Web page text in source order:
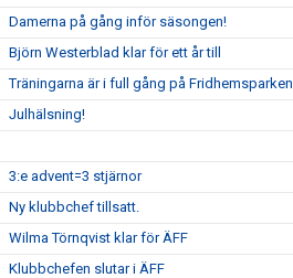
Damerna på gång inför säsongen!
Björn Westerblad klar för ett år till
Träningarna är i full gång på Fridhemsparken
Julhälsning!
3:e advent=3 stjärnor
Ny klubbchef tillsatt.
Wilma Törnqvist klar för ÄFF
Klubbchefen slutar i ÄFF